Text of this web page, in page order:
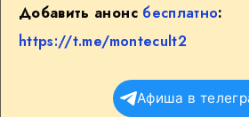
Добавить анонс бесплатно:
https://t.me/montecult2
Афиша в